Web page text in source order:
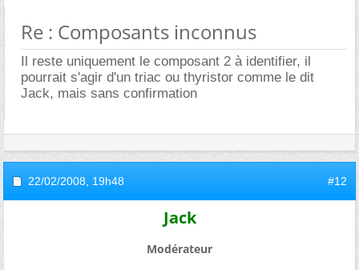
Re : Composants inconnus
Il reste uniquement le composant 2 à identifier, il
pourrait s'agir d'un triac ou thyristor comme le dit
Jack, mais sans confirmation
22/02/2008, 19h48 #12
Jack
Modérateur